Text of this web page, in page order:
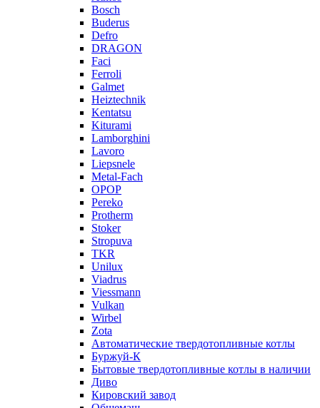
Bosch
Buderus
Defro
DRAGON
Faci
Ferroli
Galmet
Heiztechnik
Kentatsu
Kiturami
Lamborghini
Lavoro
Liepsnele
Metal-Fach
OPOP
Pereko
Protherm
Stoker
Stropuva
TKR
Unilux
Viadrus
Viessmann
Vulkan
Wirbel
Zota
Автоматические твердотопливные котлы
Буржуй-К
Бытовые твердотопливные котлы в наличии
Диво
Кировский завод